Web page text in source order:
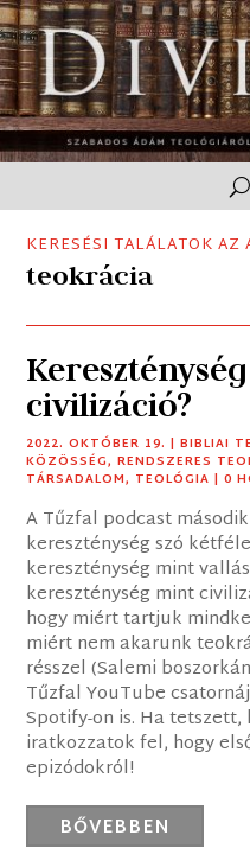
KERESÉSI TALÁLATOK AZ
teokrácia
civilizáció?
2022. OKTÓBER 19. |BIBLIAI
KÖZÖSSÉG,RENDSZERES
TÁRSADALOM, TEOLÓGIA | 0
A Tűzfal podcast
kereszténység szó
kereszténység mint
kereszténység mint
hogy miért tartjuk
miért nem akarunk
résszel (Salemi
Tűzfal YouTube
Spotify-on is. Ha
iratkozzatok fel, hogy
epizódokról!
BŐVEBBEN